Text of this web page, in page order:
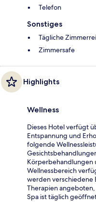
Telefon
Sonstiges
Tägliche
Zimmersafe
Highlights
Wellness
Dieses Hotel verfügt
Entspannung und
folgende
Körperbehandlungen
Wellnessbereich
werden verschiedene
Therapien angeboten,
Spa ist täglich